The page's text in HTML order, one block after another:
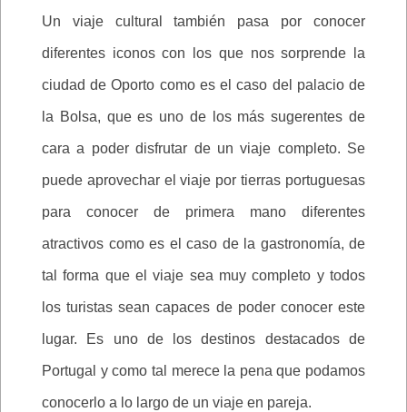
Un viaje cultural también pasa por conocer
diferentes iconos con los que nos sorprende la
ciudad de Oporto como es el caso del palacio de
la Bolsa, que es uno de los más sugerentes de
cara a poder disfrutar de un viaje completo. Se
puede aprovechar el viaje por tierras portuguesas
para conocer de primera mano diferentes
atractivos como es el caso de la gastronomía, de
tal forma que el viaje sea muy completo y todos
los turistas sean capaces de poder conocer este
lugar. Es uno de los destinos destacados de
Portugal y como tal merece la pena que podamos
conocerlo a lo largo de un viaje en pareja.